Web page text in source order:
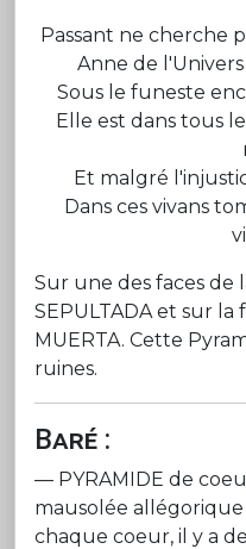
Passant ne cherche
Anne de
Sous le funeste
Elle est dans tous
Et malgré
Dans ces vivans
Sur une des faces de
SEPULTADA et sur la
MUERTA. Cette
ruines.
Baré :
— PYRAMIDE de
mausolée
chaque coeur, il y a